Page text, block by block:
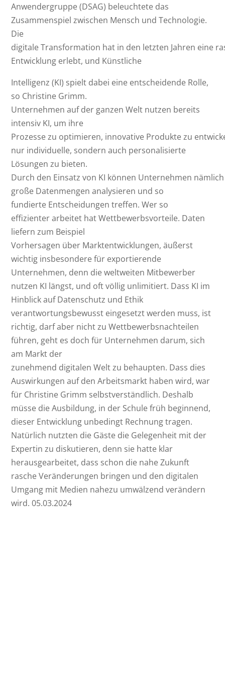
Anwendergruppe (DSAG) beleuchtete das
Zusammenspiel zwischen Mensch und Technologie.
Die
digitale Transformation hat in den letzten Jahren eine
Entwicklung erlebt, und Künstliche
Intelligenz (KI) spielt dabei eine entscheidende Rolle,
so Christine Grimm.
Unternehmen auf der ganzen Welt nutzen bereits
intensiv KI, um ihre
Prozesse zu optimieren, innovative Produkte zu
nur individuelle, sondern auch personalisierte
Lösungen zu bieten.
Durch den Einsatz von KI können Unternehmen nämlich
große Datenmengen analysieren und so
fundierte Entscheidungen treffen. Wer so
effizienter arbeitet hat Wettbewerbsvorteile. Daten
liefern zum Beispiel
Vorhersagen über Marktentwicklungen, äußerst
wichtig insbesondere für exportierende
Unternehmen, denn die weltweiten Mitbewerber
nutzen KI längst, und oft völlig unlimitiert. Dass KI im
Hinblick auf Datenschutz und Ethik
verantwortungsbewusst eingesetzt werden muss, ist
richtig, darf aber nicht zu Wettbewerbsnachteilen
führen, geht es doch für Unternehmen darum, sich
am Markt der
zunehmend digitalen Welt zu behaupten. Dass dies
Auswirkungen auf den Arbeitsmarkt haben wird, war
für Christine Grimm selbstverständlich. Deshalb
müsse die Ausbildung, in der Schule früh beginnend,
dieser Entwicklung unbedingt Rechnung tragen.
Natürlich nutzten die Gäste die Gelegenheit mit der
Expertin zu diskutieren, denn sie hatte klar
herausgearbeitet, dass schon die nahe Zukunft
rasche Veränderungen bringen und den digitalen
Umgang mit Medien nahezu umwälzend verändern
wird. 05.03.2024